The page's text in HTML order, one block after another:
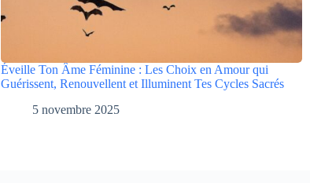
Éveille Ton Âme Féminine : Les Choix en Amour qui
Guérissent, Renouvellent et Illuminent Tes Cycles Sacrés
5 novembre 2025